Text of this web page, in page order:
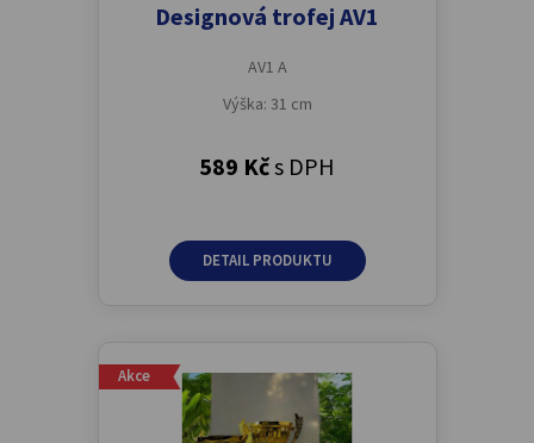
Designová trofej AV1
AV1 A
Výška: 31 cm
589 Kčs DPH
DETAIL PRODUKTU
Akce